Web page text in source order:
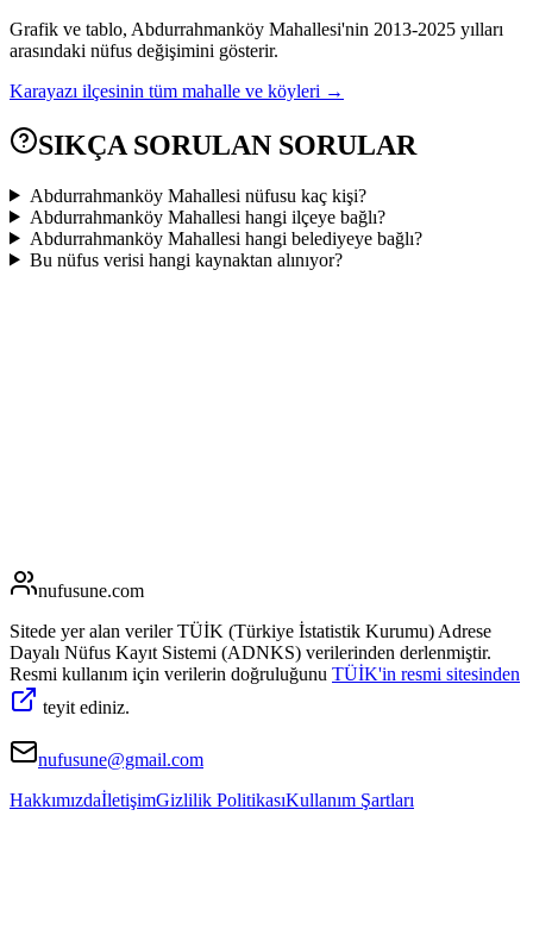
Grafik ve tablo, Abdurrahmanköy Mahallesi'nin 2013-2025 yılları
arasındaki nüfus değişimini gösterir.
Karayazı ilçesinin tüm mahalle ve köyleri →
SIKÇA SORULAN SORULAR
Abdurrahmanköy Mahallesi nüfusu kaç kişi?
Abdurrahmanköy Mahallesi hangi ilçeye bağlı?
Abdurrahmanköy Mahallesi hangi belediyeye bağlı?
Bu nüfus verisi hangi kaynaktan alınıyor?
nufusune.com
Sitede yer alan veriler TÜİK (Türkiye İstatistik Kurumu) Adrese
Dayalı Nüfus Kayıt Sistemi (ADNKS) verilerinden derlenmiştir.
Resmi kullanım için verilerin doğruluğunu TÜİK'in resmi sitesinden
teyit ediniz.
nufusune@gmail.com
HakkımızdaİletişimGizlilik PolitikasıKullanım Şartları